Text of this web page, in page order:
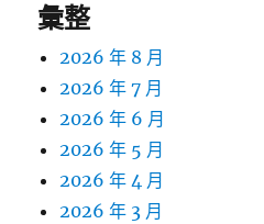
彙整
2026 年 8 月
2026 年 7 月
2026 年 6 月
2026 年 5 月
2026 年 4 月
2026 年 3 月